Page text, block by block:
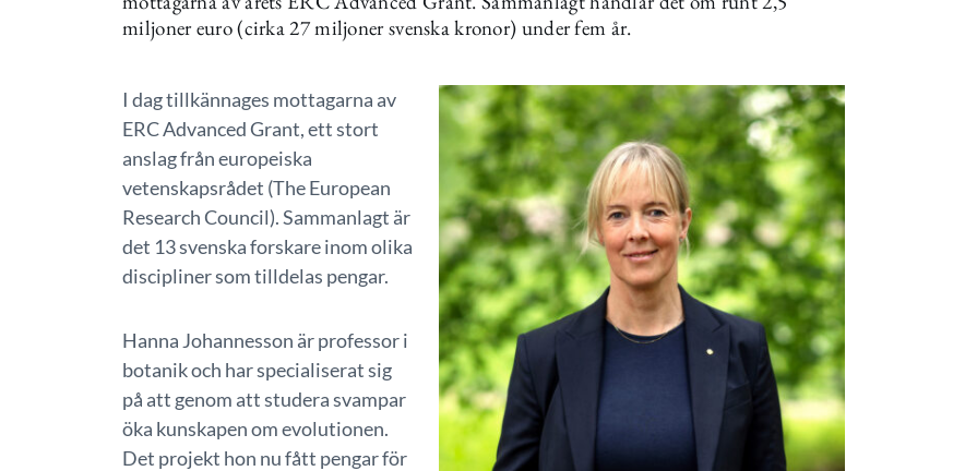
miljoner euro (cirka 27 miljoner svenska kronor) under fem år.
I dag tillkännages mottagarna av
ERC Advanced Grant, ett stort
anslag från europeiska
vetenskapsrådet (The European
Research Council). Sammanlagt är
det 13 svenska forskare inom olika
discipliner som tilldelas pengar.
Hanna Johannesson är professor i
botanik och har specialiserat sig
på att genom att studera svampar
öka kunskapen om evolutionen.
Det projekt hon nu fått pengar för